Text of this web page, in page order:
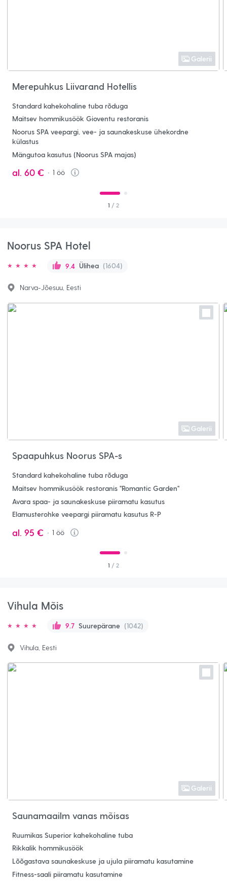
Galerii
Merepuhkus Liivarand Hotellis
Standard kahekohaline tuba rõduga
Maitsev hommikusöök Gioventu restoranis
Noorus SPA veepargi, vee- ja saunakeskuse ühekordne
külastus
Mängutoa kasutus (Noorus SPA majas)
al. 60 € 1öö
Info
1 / 2
Noorus SPA Hotel
9.4 Ülihea (1604)
Narva-Jõesuu, Eesti
Galerii
Spaapuhkus Noorus SPA-s
Standard kahekohaline tuba rõduga
Maitsev hommikusöök restoranis "Romantic Garden"
Avara spaa- ja saunakeskuse piiramatu kasutus
Elamusterohke veepargi piiramatu kasutus R-P
al. 95 € 1öö
Info
1 / 2
Vihula Mõis
9.7 Suurepärane (1042)
Vihula, Eesti
Galerii
Saunamaailm vanas mõisas
Ruumikas Superior kahekohaline tuba
Rikkalik hommikusöök
Lõõgastava saunakeskuse ja ujula piiramatu kasutamine
Fitness-saali piiramatu kasutamine